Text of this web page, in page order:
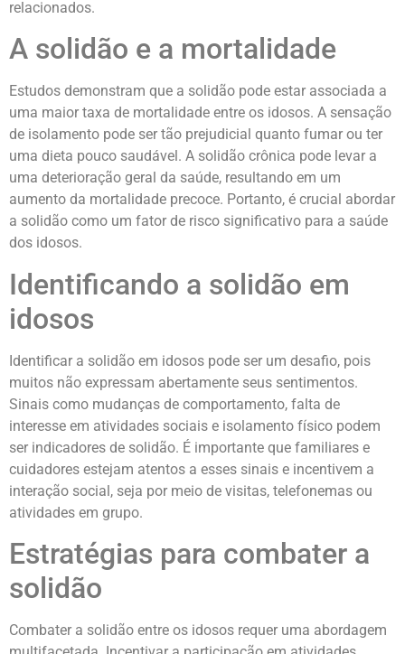
relacionados.
A solidão e a mortalidade
Estudos demonstram que a solidão pode estar associada a
uma maior taxa de mortalidade entre os idosos. A sensação
de isolamento pode ser tão prejudicial quanto fumar ou ter
uma dieta pouco saudável. A solidão crônica pode levar a
uma deterioração geral da saúde, resultando em um
aumento da mortalidade precoce. Portanto, é crucial abordar
a solidão como um fator de risco significativo para a saúde
dos idosos.
Identificando a solidão em
idosos
Identificar a solidão em idosos pode ser um desafio, pois
muitos não expressam abertamente seus sentimentos.
Sinais como mudanças de comportamento, falta de
interesse em atividades sociais e isolamento físico podem
ser indicadores de solidão. É importante que familiares e
cuidadores estejam atentos a esses sinais e incentivem a
interação social, seja por meio de visitas, telefonemas ou
atividades em grupo.
Estratégias para combater a
solidão
Combater a solidão entre os idosos requer uma abordagem